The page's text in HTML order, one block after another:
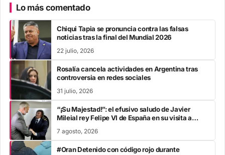
Lo más comentado
Chiqui Tapia se pronuncia contra las falsas
noticias tras la final del Mundial 2026
22 julio, 2026
Rosalía cancela actividades en Argentina tras
controversia en redes sociales
31 julio, 2026
“¡Su Majestad!”: el efusivo saludo de Javier
Mileial rey Felipe VI de España en su visita a
7 agosto, 2026
#Oran Detenido con código rojo durante